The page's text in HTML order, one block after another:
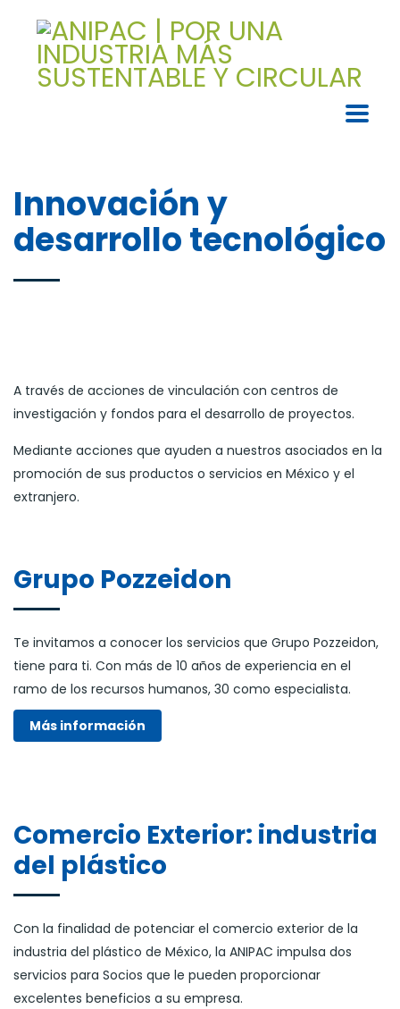
Innovación y
desarrollo tecnológico
A través de acciones de vinculación con centros de
investigación y fondos para el desarrollo de proyectos.
Mediante acciones que ayuden a nuestros asociados en la
promoción de sus productos o servicios en México y el
extranjero.
Grupo Pozzeidon
Te invitamos a conocer los servicios que Grupo Pozzeidon,
tiene para ti. Con más de 10 años de experiencia en el
ramo de los recursos humanos, 30 como especialista.
Más información
Comercio Exterior: industria
del plástico
Con la finalidad de potenciar el comercio exterior de la
industria del plástico de México, la ANIPAC impulsa dos
servicios para Socios que le pueden proporcionar
excelentes beneficios a su empresa.